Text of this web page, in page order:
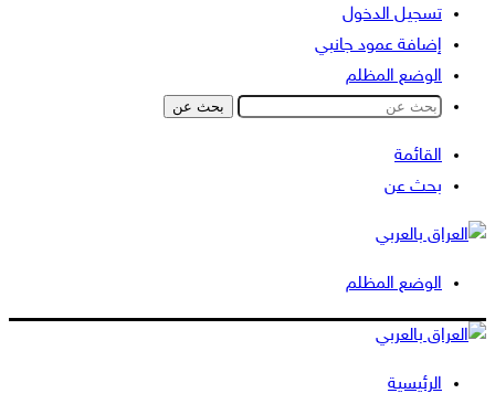
تسجيل الدخول
إضافة عمود جانبي
الوضع المظلم
بحث عن
القائمة
بحث عن
الوضع المظلم
الرئيسية